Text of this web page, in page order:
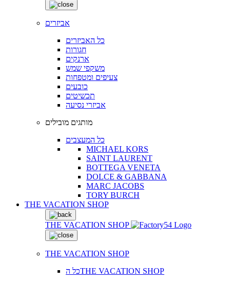
אביזרים
כל האביזרים
חגורות
ארנקים
משקפי שמש
צעיפים ומטפחות
כובעים
תכשיטים
אביזרי נסיעה
מותגים מובילים
כל המעצבים
MICHAEL KORS
SAINT LAURENT
BOTTEGA VENETA
DOLCE & GABBANA
MARC JACOBS
TORY BURCH
THE VACATION SHOP
THE VACATION SHOP
THE VACATION SHOP
כל הTHE VACATION SHOP